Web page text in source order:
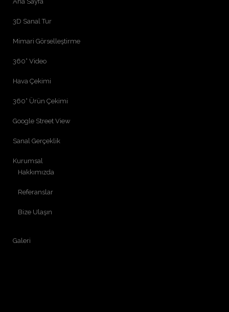
3D Sanal Tur
Mimari Görselleştirme
360° Video
Hava Çekimi
360° Ürün Çekimi
Google Street View
Sanal Gerçeklik
Kurumsal
Hakkımızda
Referanslar
Bize Ulaşın
Galeri